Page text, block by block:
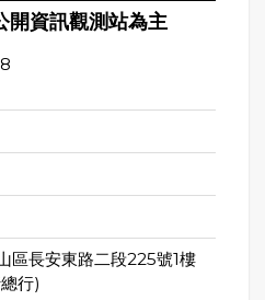
開資訊觀測站為主
區長安東路二段225號1樓
行)